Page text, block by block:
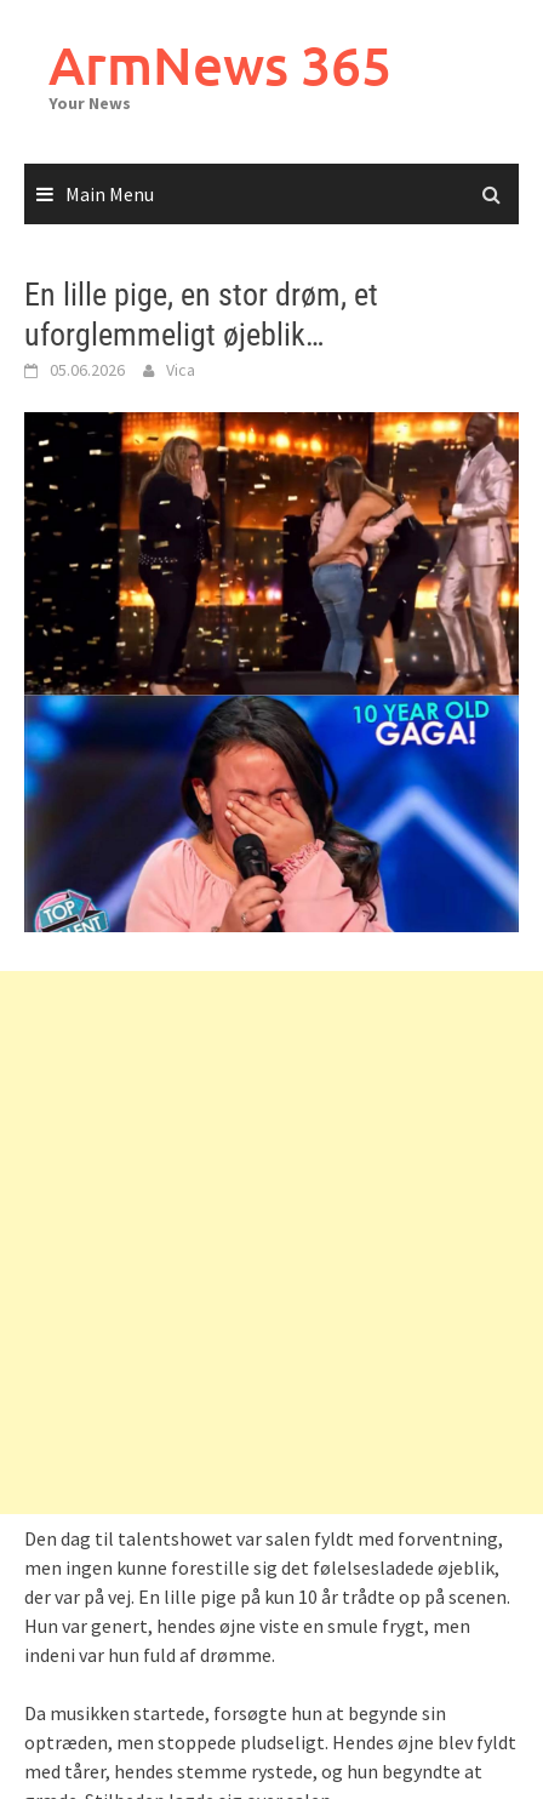
contentArmNews 365
Your News
Main Menu
En lille pige, en stor drøm, et
uforglemmeligt øjeblik…
05.06.2026 Vica
Den dag til talentshowet var salen fyldt med forventning,
men ingen kunne forestille sig det følelsesladede øjeblik,
der var på vej. En lille pige på kun 10 år trådte op på scenen.
Hun var genert, hendes øjne viste en smule frygt, men
indeni var hun fuld af drømme.
Da musikken startede, forsøgte hun at begynde sin
optræden, men stoppede pludseligt. Hendes øjne blev fyldt
med tårer, hendes stemme rystede, og hun begyndte at